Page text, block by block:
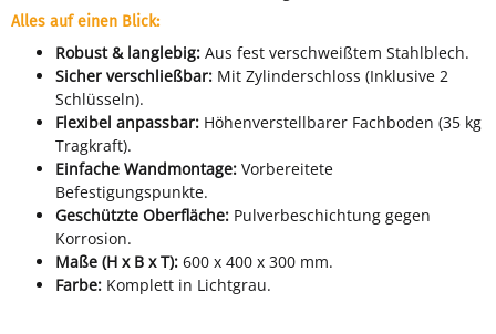
Alles auf einen Blick:
Robust & langlebig: Aus fest verschweißtem Stahlblech.
Sicher verschließbar: Mit Zylinderschloss (Inklusive 2
Schlüsseln).
Flexibel anpassbar: Höhenverstellbarer Fachboden (35 kg
Tragkraft).
Einfache Wandmontage: Vorbereitete
Befestigungspunkte.
Geschützte Oberfläche: Pulverbeschichtung gegen
Korrosion.
Maße (H x B x T): 600 x 400 x 300 mm.
Farbe: Komplett in Lichtgrau.